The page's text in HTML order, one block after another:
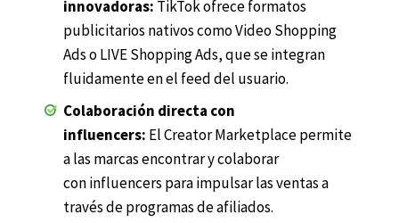
innovadoras: TikTok ofrece formatos
publicitarios nativos como Video Shopping
Ads o LIVE Shopping Ads, que se integran
fluidamente en el feed del usuario.
Colaboración directa con
influencers: El Creator Marketplace permite
a las marcas encontrar y colaborar
con influencers para impulsar las ventas a
través de programas de afiliados.